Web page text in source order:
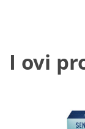
I ovi